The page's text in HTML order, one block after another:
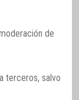
de
terceros, salvo